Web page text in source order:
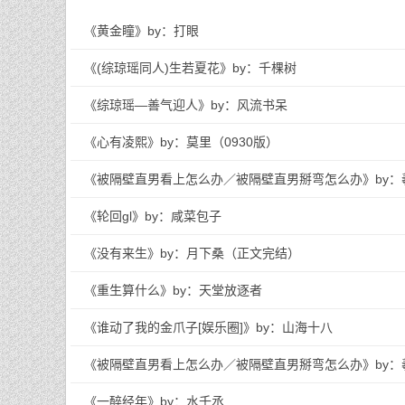
《黄金瞳》by：打眼
《(综琼瑶同人)生若夏花》by：千棵树
《综琼瑶—善气迎人》by：风流书呆
《心有凌熙》by：莫里（0930版）
《被隔壁直男看上怎么办／被隔壁直男掰弯怎么办》by
《轮回gl》by：咸菜包子
《没有来生》by：月下桑（正文完结）
《重生算什么》by：天堂放逐者
《谁动了我的金爪子[娱乐圈]》by：山海十八
《被隔壁直男看上怎么办／被隔壁直男掰弯怎么办》by
《一醉经年》by：水千丞